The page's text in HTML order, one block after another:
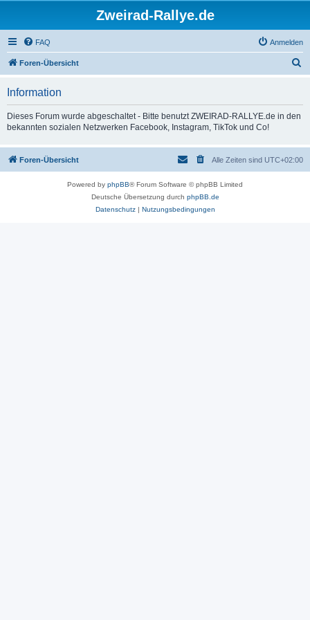
Zweirad-Rallye.de
FAQ Anmelden
Foren-Übersicht
Information
Dieses Forum wurde abgeschaltet - Bitte benutzt ZWEIRAD-RALLYE.de in den
bekannten sozialen Netzwerken Facebook, Instagram, TikTok und Co!
Foren-Übersicht Alle Zeiten sind UTC+02:00
Powered by phpBB® Forum Software © phpBB Limited
Deutsche Übersetzung durch phpBB.de
Datenschutz| Nutzungsbedingungen